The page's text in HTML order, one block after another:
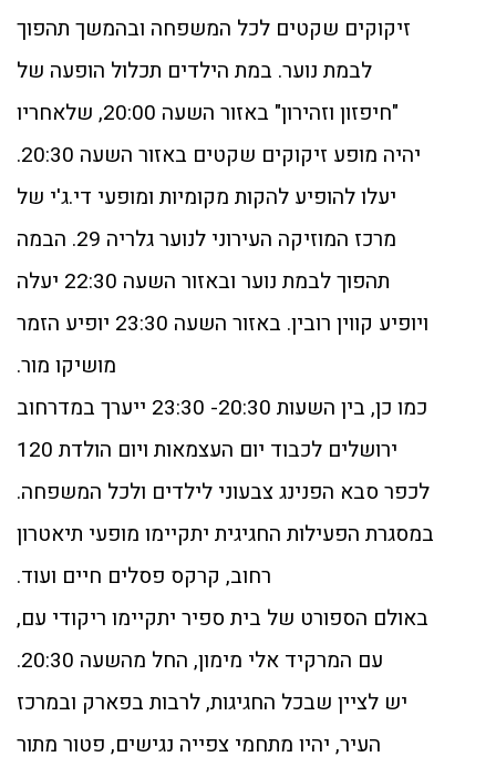
זיקוקים שקטים לכל המשפחה ובהמשך תהפוך
לבמת נוער. במת הילדים תכלול הופעה של
"חיפזון וזהירון" באזור השעה 20:00, שלאחריו
יהיה מופע זיקוקים שקטים באזור השעה 20:30.
יעלו להופיע להקות מקומיות ומופעי די.ג'י של
מרכז המוזיקה העירוני לנוער גלריה 29. הבמה
תהפוך לבמת נוער ובאזור השעה 22:30 יעלה
ויופיע קווין רובין. באזור השעה 23:30 יופיע הזמר
מושיקו מור.
כמו כן, בין השעות 20:30- 23:30 ייערך במדרחוב
ירושלים לכבוד יום העצמאות ויום הולדת 120
לכפר סבא הפנינג צבעוני לילדים ולכל המשפחה.
במסגרת הפעילות החגיגית יתקיימו מופעי תיאטרון
רחוב, קרקס פסלים חיים ועוד.
באולם הספורט של בית ספיר יתקיימו ריקודי עם,
עם המרקיד אלי מימון, החל מהשעה 20:30.
יש לציין שבכל החגיגות, לרבות בפארק ובמרכז
העיר, יהיו מתחמי צפייה נגישים, פטור מתור